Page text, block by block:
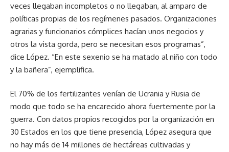
veces llegaban incompletos o no llegaban, al amparo de
políticas propias de los regímenes pasados. Organizaciones
agrarias y funcionarios cómplices hacían unos negocios y
otros la vista gorda, pero se necesitan esos programas”,
dice López. “En este sexenio se ha matado al niño con todo
y la bañera”, ejemplifica.
El 70% de los fertilizantes venían de Ucrania y Rusia de
modo que todo se ha encarecido ahora fuertemente por la
guerra. Con datos propios recogidos por la organización en
30 Estados en los que tiene presencia, López asegura que
no hay más de 14 millones de hectáreas cultivadas y